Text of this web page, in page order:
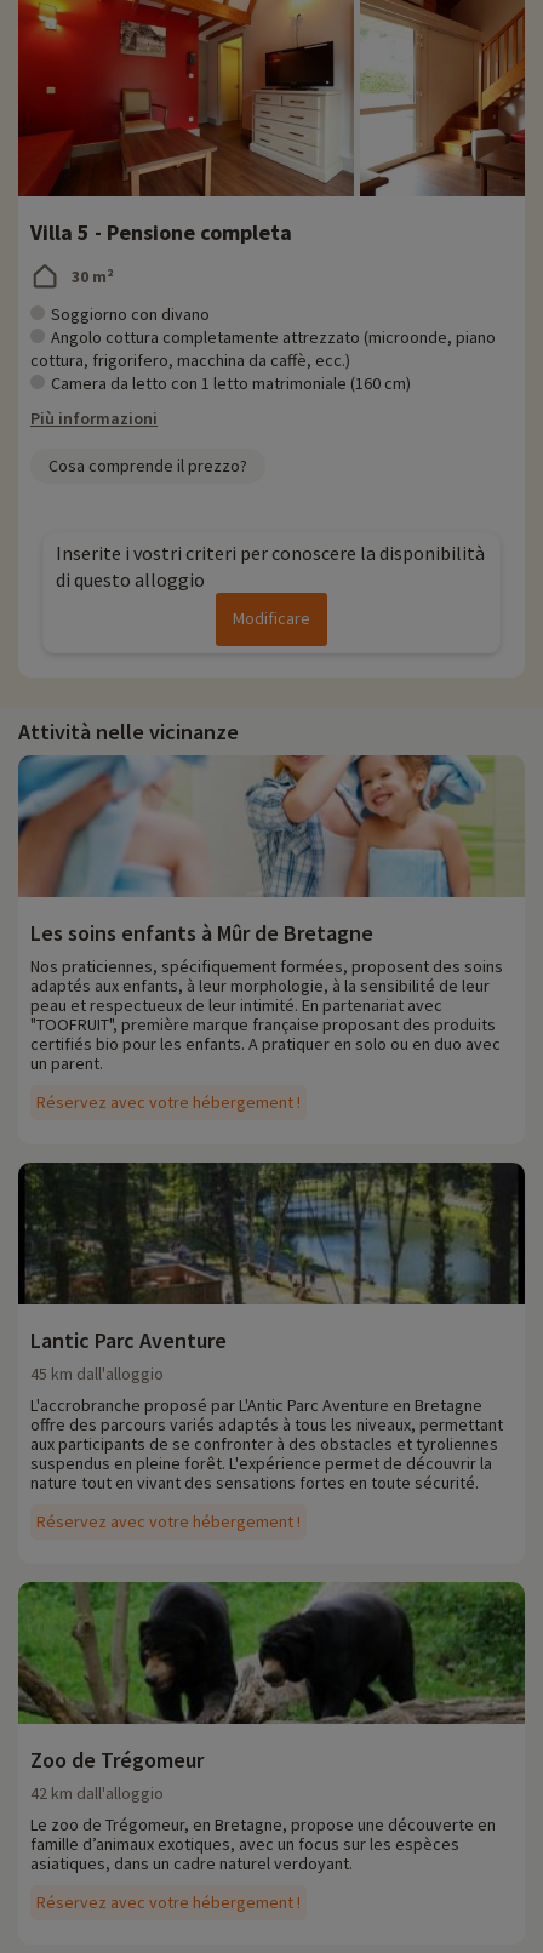
Villa 5 - Pensione completa
30 m²
Soggiorno con divano
Angolo cottura completamente attrezzato (microonde, piano
cottura, frigorifero, macchina da caffè, ecc.)
Camera da letto con 1 letto matrimoniale (160 cm)
Più informazioni
Cosa comprende il prezzo?
Inserite i vostri criteri per conoscere la disponibilità
di questo alloggio
Modificare
Attività nelle vicinanze
Les soins enfants à Mûr de Bretagne
Réservez avec votre hébergement !
Nos praticiennes, spécifiquement formées, proposent des soins
adaptés aux enfants, à leur morphologie, à la sensibilité de leur
peau et respectueux de leur intimité. En partenariat avec
"TOOFRUIT", première marque française proposant des produits
certifiés bio pour les enfants. A pratiquer en solo ou en duo avec
un parent.
Lantic Parc Aventure
Réservez avec votre hébergement !
45 km dall'alloggio
L'accrobranche proposé par L'Antic Parc Aventure en Bretagne
offre des parcours variés adaptés à tous les niveaux, permettant
aux participants de se confronter à des obstacles et tyroliennes
suspendus en pleine forêt. L'expérience permet de découvrir la
nature tout en vivant des sensations fortes en toute sécurité.
Zoo de Trégomeur
Réservez avec votre hébergement !
42 km dall'alloggio
Le zoo de Trégomeur, en Bretagne, propose une découverte en
famille d’animaux exotiques, avec un focus sur les espèces
asiatiques, dans un cadre naturel verdoyant.